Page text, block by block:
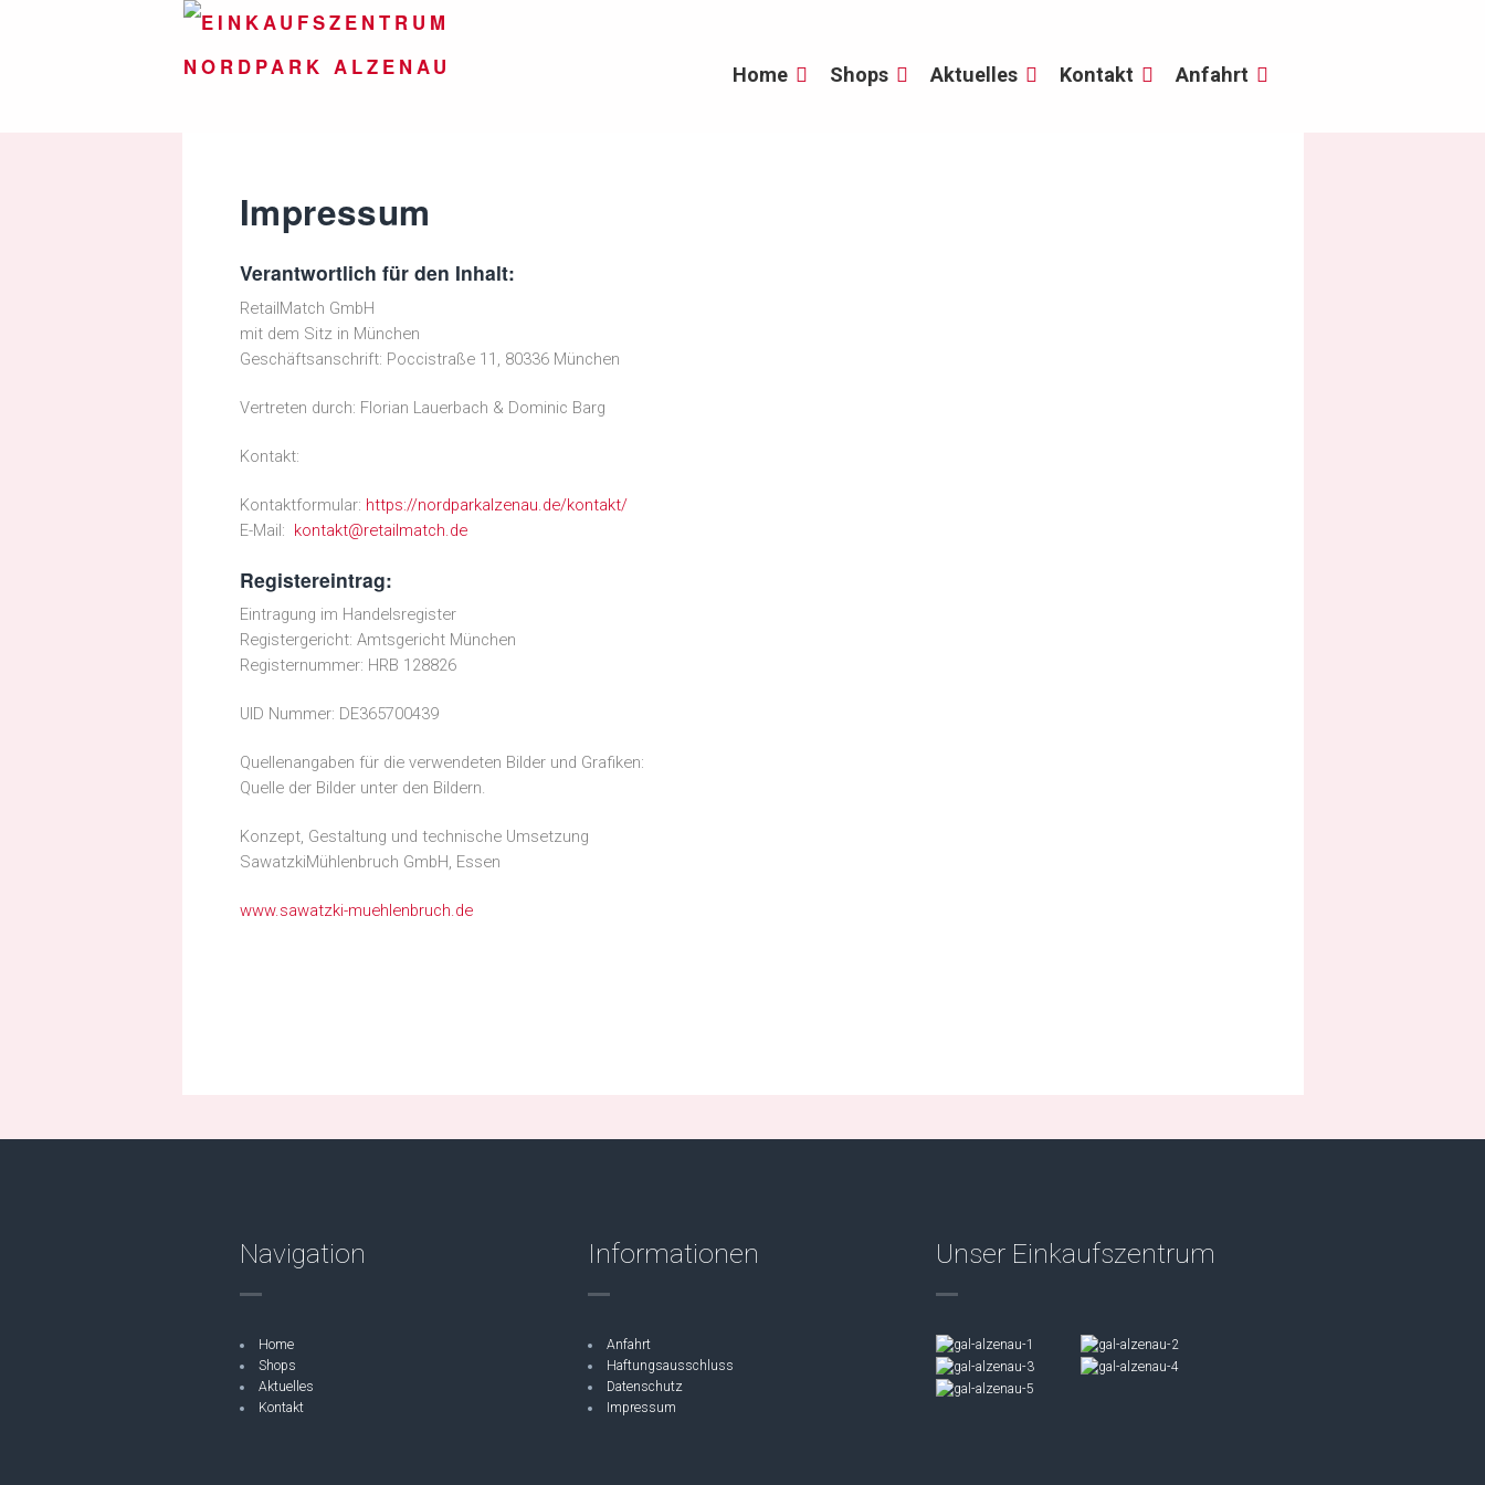
Home Shops Aktuelles Kontakt Anfahrt
Impressum
Verantwortlich für den Inhalt:
RetailMatch GmbH
mit dem Sitz in München
Geschäftsanschrift: Poccistraße 11, 80336 München
Vertreten durch: Florian Lauerbach & Dominic Barg
Kontakt:
Kontaktformular: https://nordparkalzenau.de/kontakt/
E-Mail: kontakt@retailmatch.de
Registereintrag:
Eintragung im Handelsregister
Registergericht: Amtsgericht München
Registernummer: HRB 128826
UID Nummer: DE365700439
Quellenangaben für die verwendeten Bilder und Grafiken:
Quelle der Bilder unter den Bildern.
Konzept, Gestaltung und technische Umsetzung
SawatzkiMühlenbruch GmbH, Essen
www.sawatzki-muehlenbruch.de
Navigation
Home
Shops
Aktuelles
Kontakt
Informationen
Anfahrt
Haftungsausschluss
Datenschutz
Impressum
Unser Einkaufszentrum